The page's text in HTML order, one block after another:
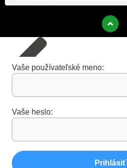
Vaše používateľské meno:
Vaše heslo:
Prihlásiť